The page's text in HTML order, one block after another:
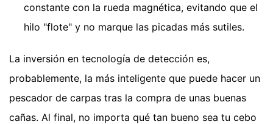
constante con la rueda magnética, evitando que el
hilo "flote" y no marque las picadas más sutiles.
La inversión en tecnología de detección es,
probablemente, la más inteligente que puede hacer un
pescador de carpas tras la compra de unas buenas
cañas. Al final, no importa qué tan bueno sea tu cebo